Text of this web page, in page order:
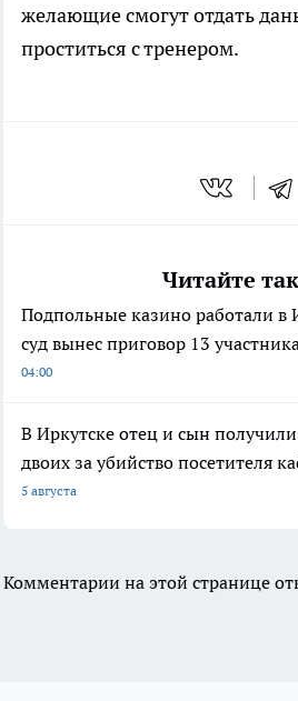
желающие смогут отдать
проститься с тренером.
Читайте
Подпольные казино работали в
суд вынес приговор 13
04:00
В Иркутске отец и сын
двоих за убийство посетителя
5 августа
Комментарии на этой странице